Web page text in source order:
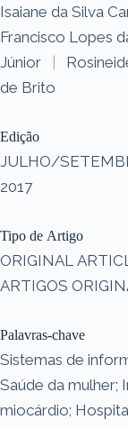
Isaiane da Silva
Francisco Lopes
Júnior
|
de Brito
Edição
JULHO/
2017
Tipo de Artigo
ORIGINAL
ARTIGOS
Palavras-chave
Sistemas de
Saúde da mulher;
miocárdio;